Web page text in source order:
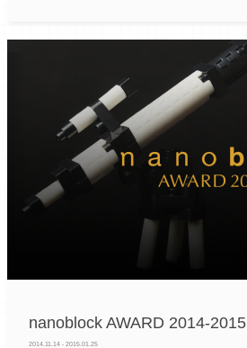
nanoblock AWARD 2014-2015
2014.11.14 - 2015.01.25